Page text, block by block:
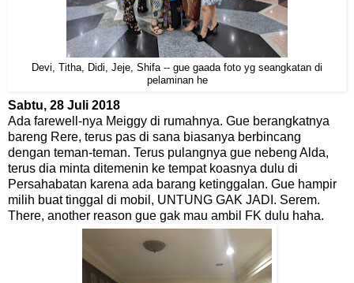
Devi, Titha, Didi, Jeje, Shifa -- gue gaada foto yg seangkatan di
pelaminan he
Sabtu, 28 Juli 2018
Ada farewell-nya Meiggy di rumahnya. Gue berangkatnya
bareng Rere, terus pas di sana biasanya berbincang
dengan teman-teman. Terus pulangnya gue nebeng Alda,
terus dia minta ditemenin ke tempat koasnya dulu di
Persahabatan karena ada barang ketinggalan. Gue hampir
milih buat tinggal di mobil, UNTUNG GAK JADI. Serem.
There, another reason gue gak mau ambil FK dulu haha.